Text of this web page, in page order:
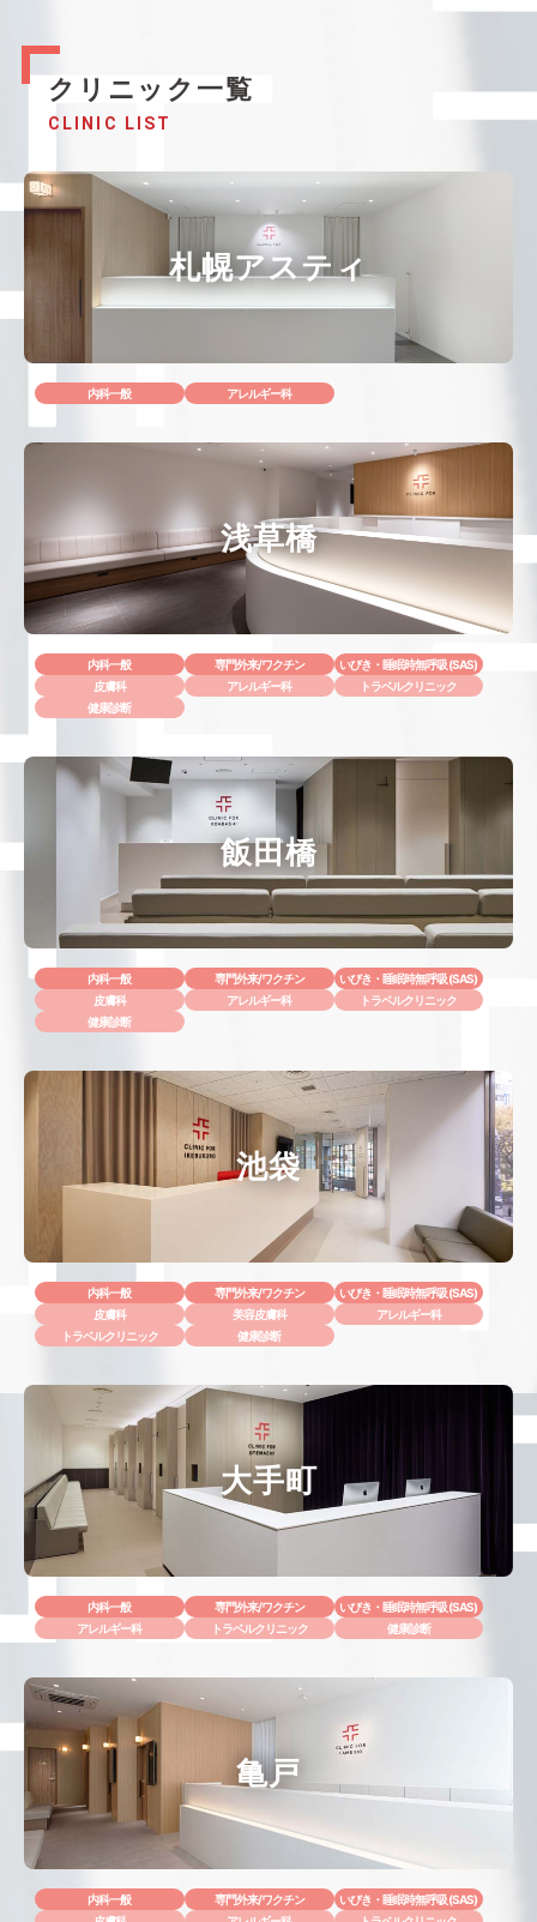
クリニック一覧
CLINIC LIST
札幌アスティ
内科一般 アレルギー科
浅草橋
内科一般 専門外来/ワクチン
いびき・睡眠時無呼吸 (SAS)
皮膚科
アレルギー科
トラベルクリニック
健康診断
飯田橋
内科一般 専門外来/ワクチン
いびき・睡眠時無呼吸 (SAS)
皮膚科
アレルギー科
トラベルクリニック
健康診断
池袋
内科一般 専門外来/ワクチン
いびき・睡眠時無呼吸 (SAS)
皮膚科
美容皮膚科
アレルギー科
トラベルクリニック
健康診断
大手町
内科一般 専門外来/ワクチン
いびき・睡眠時無呼吸 (SAS)
アレルギー科
トラベルクリニック 健康診断
亀戸
内科一般 専門外来/ワクチン
いびき・睡眠時無呼吸 (SAS)